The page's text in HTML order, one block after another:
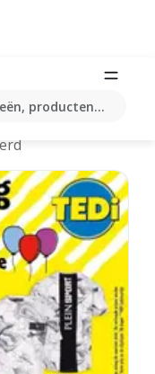
producten...